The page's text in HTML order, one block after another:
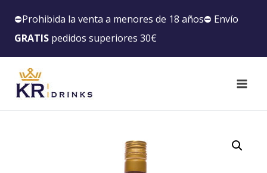
⛔️Prohibida la venta a menores de 18 años⛔️ Envío
GRATIS pedidos superiores 30€